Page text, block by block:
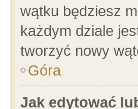
wątku będziesz
każdym dziale
tworzyć nowy
Góra
Jak edytować